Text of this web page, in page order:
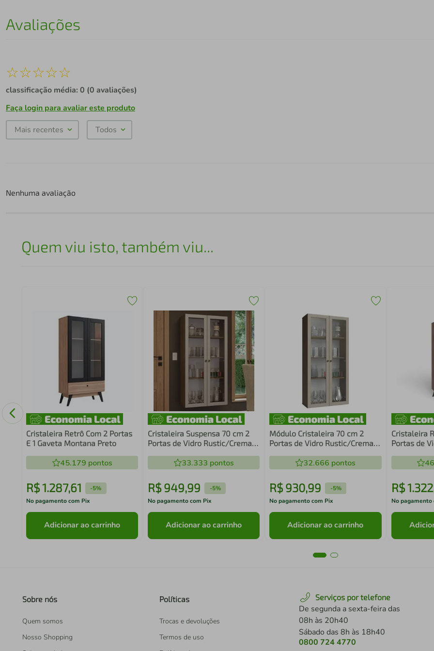
Avaliações
☆☆☆☆☆
classificação média: 0 (0 avaliações)
Faça login para avaliar este produto
Mais recentes Todos
Nenhuma avaliação
Quem viu isto, também viu...
Cristaleira Retrô Com 2 Portas
E 1 Gaveta Montana Preto
45.179 pontos
R$1.287,61 -5%
No pagamento com Pix
Adicionar ao carrinho
Cristaleira Suspensa 70 cm 2
Portas de Vidro Rustic/Crema
33.333 pontos
R$ 949,99 -5%
No pagamento com Pix
Adicionar ao carrinho
Módulo Cristaleira 70 cm 2
Portas de Vidro Rustic/Crema
32.666 pontos
R$930,99 -5%
No pagamento com Pix
Adicionar ao carrinho
Cristaleira
Portas de
R$1.322
No pagamento
Sobre nós
Quem somos
Nosso Shopping
Políticas
Trocas e devoluções
Termos de uso
Serviços por telefone
De segunda a sexta-feira das
08h às 20h40
Sábado das 8h às 18h40
0800 724 4770